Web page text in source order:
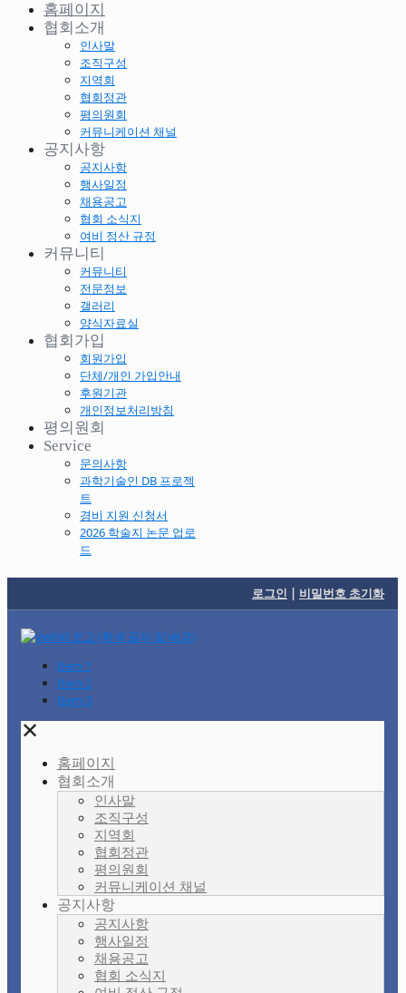
홈페이지
협회소개
인사말
조직구성
지역회
협회정관
평의원회
커뮤니케이션 채널
공지사항
공지사항
행사일정
채용공고
협회 소식지
여비 정산 규정
커뮤니티
커뮤니티
전문정보
갤러리
양식자료실
협회가입
회원가입
단체/개인 가입안내
후원기관
개인정보처리방침
평의원회
Service
문의사항
과학기술인 DB 프로젝
트
경비 지원 신청서
2026 학술지 논문 업로
드
로그인 | 비밀번호 초기화
Item 1
Item 2
Item 3
✕
홈페이지
협회소개
인사말
조직구성
지역회
협회정관
평의원회
커뮤니케이션 채널
공지사항
공지사항
행사일정
채용공고
협회 소식지